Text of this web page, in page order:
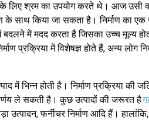
लिए श्रम का उपयोग करते थे। आज उसी
के साथ किया जा सकता है। निर्माण का
में बदलने में मदद करता है जिसका उच्च मूल्य
प्रक्रिया में विशेषज्ञ होते हैं, अन्य लोग
में भिन्न होती है। निर्माण प्रक्रिया
ले सकती है। कुछ उत्पादों की जरूरत है
फर्नीचर निर्माण आदि हैं।